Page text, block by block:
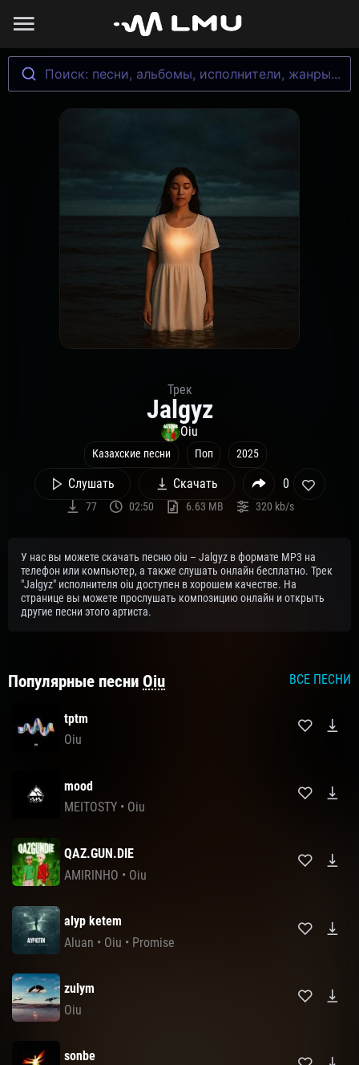
Поиск: песни, альбомы, исполнители, жанры...
Трек
Jalgyz
Oiu
Казахские песни Поп 2025
Слушать Скачать 0
77 02:50 6.63 MB 320 kb/s
У нас вы можете скачать песню oiu – Jalgyz в формате MP3 на
телефон или компьютер, а также слушать онлайн бесплатно. Трек
"Jalgyz" исполнителя oiu доступен в хорошем качестве. На
странице вы можете прослушать композицию онлайн и открыть
другие песни этого артиста.
Популярные песни Oiu ВСЕ ПЕСНИ
tptm
Oiu
mood
MEITOSTY • Oiu
QAZ.GUN.DIE
AMIRINHO • Oiu
alyp ketem
Aluan • Oiu • Promise
zulym
Oiu
sonbe